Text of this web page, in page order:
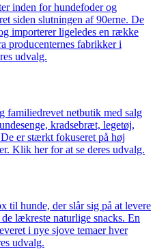
inden for hundefoder og
siden slutningen af 90erne. De
importerer ligeledes en række
producenternes fabrikker i
udvalg.
familiedrevet netbutik med salg
kradsebræt, legetøj,
er stærkt fokuseret på høj
Klik her for at se deres udvalg.
til hunde, der slår sig på at levere
lækreste naturlige snacks. En
i nye sjove temaer hver
udvalg.